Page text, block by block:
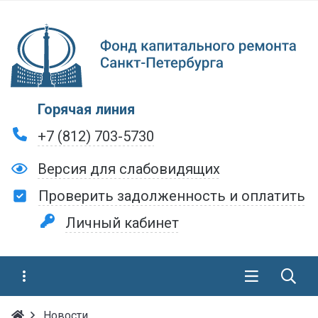
Горячая линия
+7 (812) 703-5730
Версия для слабовидящих
Проверить задолженность и оплатить
Личный кабинет